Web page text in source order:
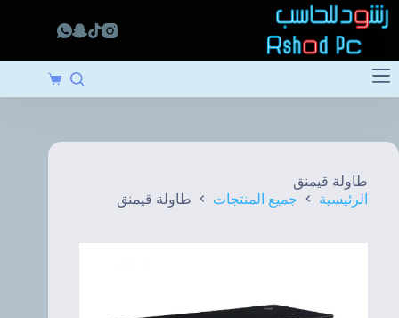
التجاوز
إلى
المحتوى
عربة
طاولة قيمنق
الرئيسية
جميع المنتجات طاولة قيمنق